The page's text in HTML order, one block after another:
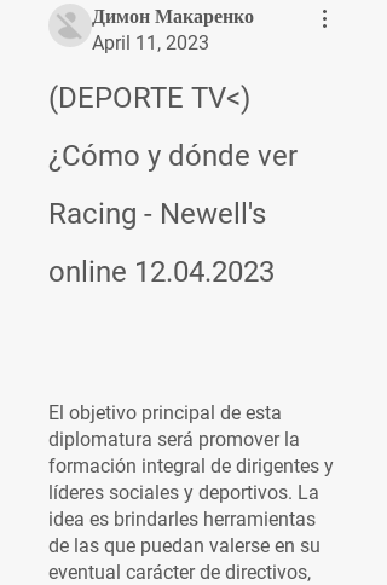
Димон Макаренко
April 11, 2023
(DEPORTE TV<)
¿Cómo y dónde ver
Racing - Newell's
online 12.04.2023
El objetivo principal de esta
diplomatura será promover la
formación integral de dirigentes y
líderes sociales y deportivos. La
idea es brindarles herramientas
de las que puedan valerse en su
eventual carácter de directivos,